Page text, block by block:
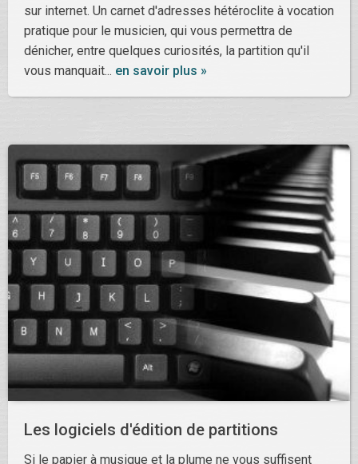
sur internet. Un carnet d'adresses hétéroclite à vocation
pratique pour le musicien, qui vous permettra de
dénicher, entre quelques curiosités, la partition qu'il
vous manquait... en savoir plus »
Les logiciels d'édition de partitions
Si le papier à musique et la plume ne vous suffisent